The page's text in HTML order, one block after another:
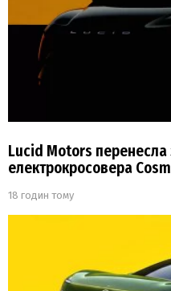
Lucid Motors перенесла
електрокросовера
18 годин тому